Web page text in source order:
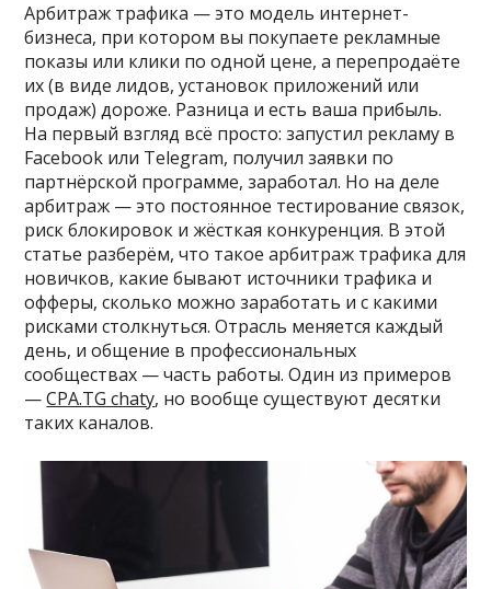
Арбитраж трафика — это модель интернет-
бизнеса, при котором вы покупаете рекламные
показы или клики по одной цене, а перепродаёте
их (в виде лидов, установок приложений или
продаж) дороже. Разница и есть ваша прибыль.
На первый взгляд всё просто: запустил рекламу в
Facebook или Telegram, получил заявки по
партнёрской программе, заработал. Но на деле
арбитраж — это постоянное тестирование связок,
риск блокировок и жёсткая конкуренция. В этой
статье разберём, что такое арбитраж трафика для
новичков, какие бывают источники трафика и
офферы, сколько можно заработать и с какими
рисками столкнуться. Отрасль меняется каждый
день, и общение в профессиональных
сообществах — часть работы. Один из примеров
—CPA.TG chaty, но вообще существуют десятки
таких каналов.